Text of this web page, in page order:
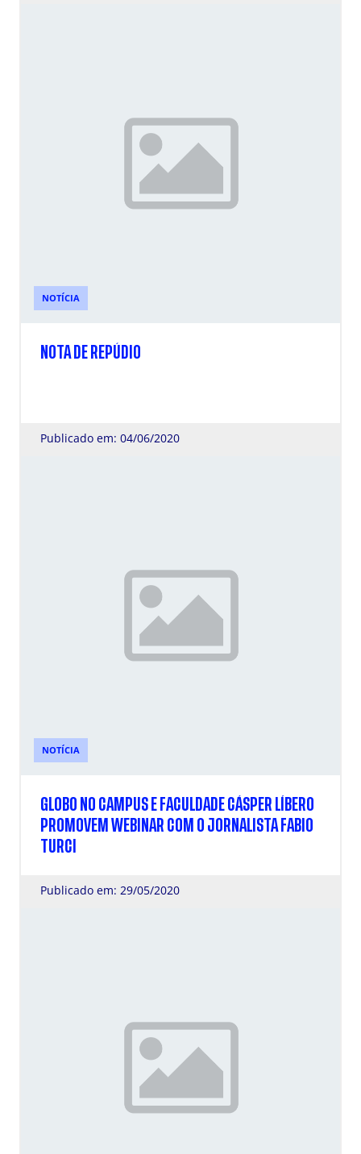
NOTÍCIA
NOTA DE REPÚDIO
Publicado em: 04/06/2020
NOTÍCIA
GLOBO NO CAMPUS E FACULDADE CÁSPER LÍBERO
PROMOVEM WEBINAR COM O JORNALISTA FABIO
TURCI
Publicado em: 29/05/2020